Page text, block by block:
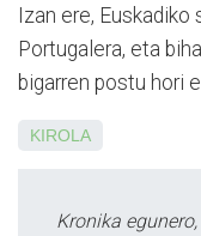
Izan ere,
Portugalera, eta
bi­ga­­rren postu hori
KIROLA
Kronika